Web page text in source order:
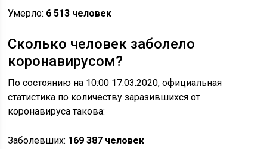
Умерло: 6 513 человек
Сколько человек заболело
коронавирусом?
По состоянию на 10:00 17.03.2020, официальная
статистика по количеству заразившихся от
коронавируса такова:
Заболевших: 169 387 человек